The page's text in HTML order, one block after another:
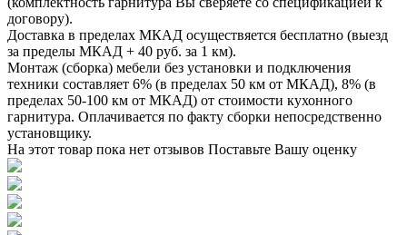
договору).
Доставка в пределах МКАД осуществяется бесплатно (выезд
за пределы МКАД + 40 руб. за 1 км).
Монтаж (сборка) мебели без установки и подключения
техники составляет 6% (в пределах 50 км от МКАД), 8% (в
пределах 50-100 км от МКАД) от стоимости кухонного
гарнитура. Оплачивается по факту сборки непосредственно
установщику.
На этот товар пока нет отзывов Поставьте Вашу оценку